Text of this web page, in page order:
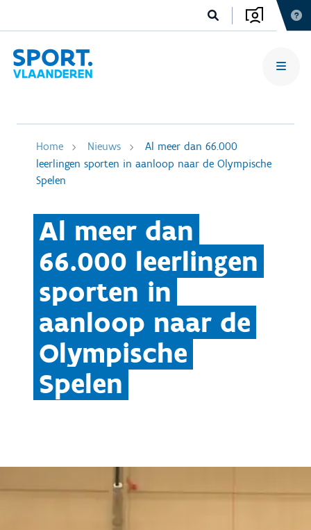
Home Nieuws
Al meer dan 66.000
leerlingen sporten in aanloop naar de Olympische
Spelen
Al meer dan
66.000 leerlingen
sporten in
aanloop naar de
Olympische
Spelen